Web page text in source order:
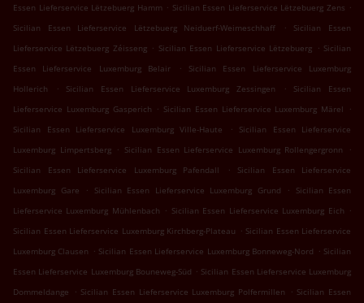
Essen Lieferservice Lëtzebuerg Hamm . Sicilian Essen Lieferservice Lëtzebuerg Zens .
Sicilian Essen Lieferservice Lëtzebuerg Neiduerf-Weimeschhaff
.
Sicilian Essen
Lieferservice Lëtzebuerg Zéisseng . Sicilian Essen Lieferservice Lëtzebuerg . Sicilian
Essen Lieferservice Luxemburg Belair
.
Sicilian Essen Lieferservice Luxemburg
Hollerich
. Sicilian Essen Lieferservice Luxemburg Zessingen .
Sicilian Essen
Lieferservice Luxemburg Gasperich . Sicilian Essen Lieferservice Luxemburg Märel
.
Sicilian Essen Lieferservice Luxemburg Ville-Haute
.
Sicilian Essen Lieferservice
Luxemburg Limpertsberg . Sicilian Essen Lieferservice Luxemburg Rollengergronn
.
Sicilian Essen Lieferservice Luxemburg Pafendall
.
Sicilian Essen Lieferservice
Luxemburg Gare
. Sicilian Essen Lieferservice Luxemburg Grund .
Sicilian Essen
Lieferservice Luxemburg Mühlenbach . Sicilian Essen Lieferservice Luxemburg Eich .
Sicilian Essen Lieferservice Luxemburg Kirchberg-Plateau . Sicilian Essen Lieferservice
Luxemburg Clausen . Sicilian Essen Lieferservice Luxemburg Bonneweg-Nord . Sicilian
Essen Lieferservice Luxemburg Bouneweg-Süd . Sicilian Essen Lieferservice Luxemburg
Dommeldange
. Sicilian Essen Lieferservice Luxemburg Polfermillen . Sicilian Essen